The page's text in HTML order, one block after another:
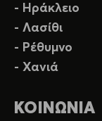
- Ηράκλειο
- Λασίθι
- Ρέθυμνο
- Χανιά
ΚΟΙΝΩΝΙΑ